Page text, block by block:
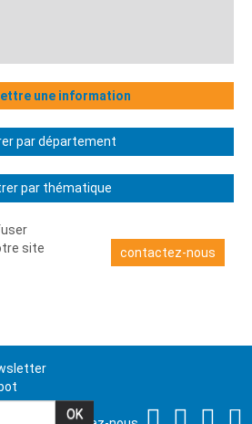
une information
par département
par thématique
site
contactez-nous